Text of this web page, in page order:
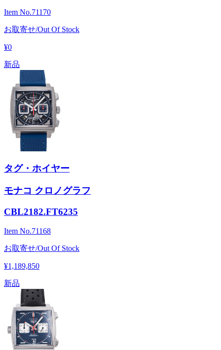
Item No.71170
お取寄せ/Out Of Stock
¥0
新品
タグ・ホイヤー
モナコ クロノグラフ
CBL2182.FT6235
Item No.71168
お取寄せ/Out Of Stock
¥1,189,850
新品